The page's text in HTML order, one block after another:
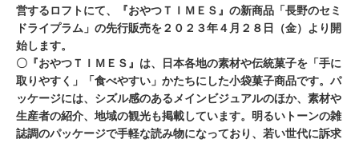
営するロフトにて、『おやつＴＩＭＥＳ』の新商品「長野のセミ
ドライプラム」の先行販売を２０２３年４月２８日（金）より開
始します。
〇『おやつＴＩＭＥＳ』は、日本各地の素材や伝統菓子を「手に
取りやすく」「食べやすい」かたちにした小袋菓子商品です。パ
ッケージには、シズル感のあるメインビジュアルのほか、素材や
生産者の紹介、地域の観光も掲載しています。明るいトーンの雑
誌調のパッケージで手軽な読み物になっており、若い世代に訴求